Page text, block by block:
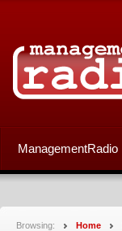
ManagementRadio
Browsing: Home